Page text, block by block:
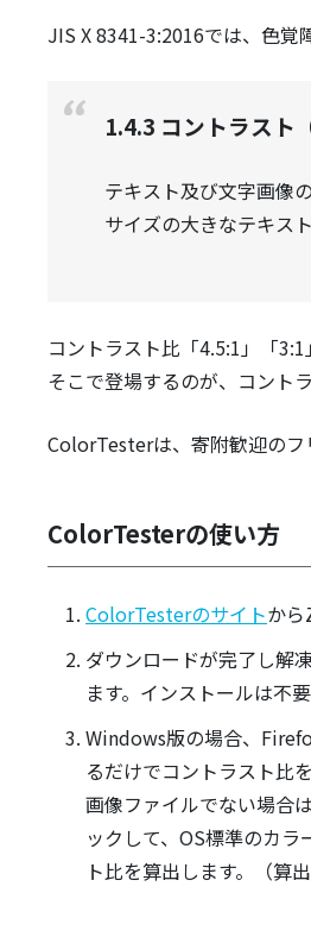
JIS X 8341-3:2016では、色覚
1.4.3 コントラスト
テキスト及び文字画像
サイズの大きなテキス
コントラスト比「4.5:1」「
そこで登場するのが、コント
ColorTesterは、寄附歓迎のフ
ColorTesterの使い方
ColorTesterのサイトから
ダウンロードが完了し解
ます。インストールは不要
Windows版の場合、
るだけでコントラスト比
画像ファイルでない場合
ックして、OS標準のカ
ト比を算出します。（算